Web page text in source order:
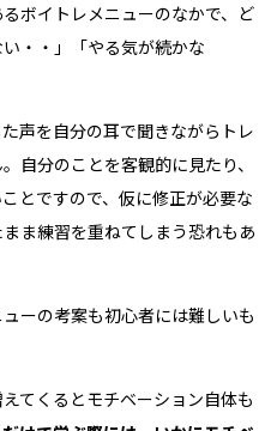
ボイトレメニューのなかで、ど
・・」「やる気が続かな
声を自分の耳で聞きながらトレ
自分のことを客観的に見たり、
とですので、仮に修正が必要な
ま練習を重ねてしまう恐れもあ
ーの考案も初心者には難しいも
てくるとモチベーション自体も